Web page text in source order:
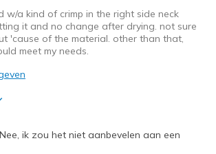
w/a kind of crimp in the right side neck
it and no change after drying. not sure
'cause of the material. other than that,
meet my needs.
Nee, ik zou het niet aanbevelen aan een